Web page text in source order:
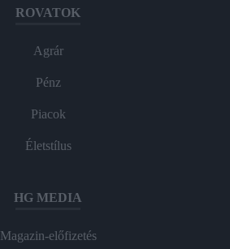
ROVATOK
Agrár
Pénz
Piacok
Életstílus
HG MEDIA
Magazin-előfizetés